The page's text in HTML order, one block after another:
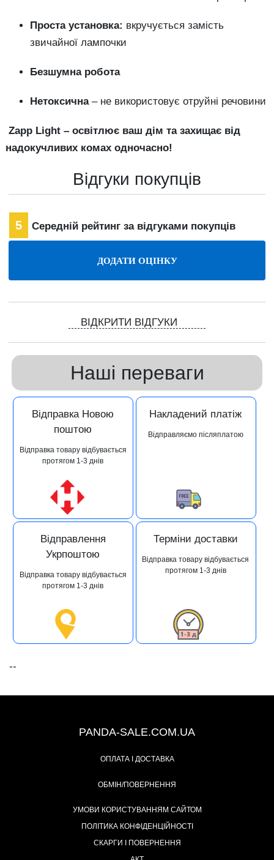
Проста установка: вкручується замість
звичайної лампочки
Безшумна робота
Нетоксична– не використовує отруйні речовини
Zapp Light – освітлює ваш дім та захищає від
надокучливих комах одночасно!
Відгуки покупців
5 Середній рейтинг за відгуками покупців
ВІДКРИТИ ВІДГУКИ
Наші переваги
Відправка Новою
поштою
Відправка товару відбувається
протягом 1-3 днів
Накладений платіж
Відправляємо післяплатою
Відправлення
Укрпоштою
Відправка товару відбувається
протягом 1-3 днів
Терміни доставки
Відправка товару відбувається
протягом 1-3 днів
--
PANDA-SALE.COM.UA
ОПЛАТА І ДОСТАВКА
ОБМІН/ПОВЕРНЕННЯ
УМОВИ КОРИСТУВАННЯМ САЙТОМ
ПОЛІТИКА КОНФІДЕНЦІЙНОСТІ
СКАРГИ І ПОВЕРНЕННЯ